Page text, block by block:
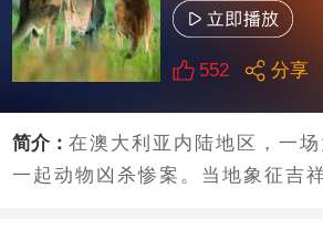
552 分享
简介：在澳大利亚内陆地区，一
一起动物凶杀惨案。当地象征吉